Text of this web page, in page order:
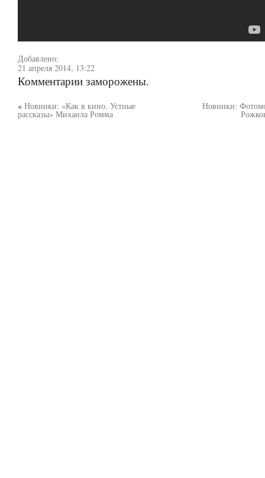
Добавлено:
21 апреля 2014, 13:22
Комментарии заморожены.
« Новинки: «Как в кино. Устные
рассказы» Михаила Ромма
Новинки: